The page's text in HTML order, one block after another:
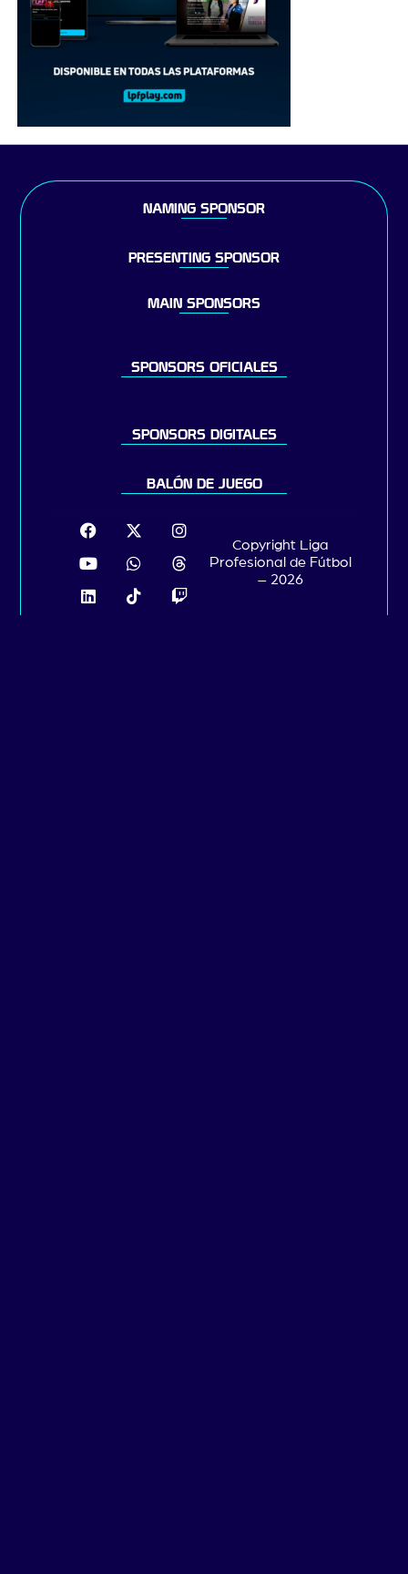
NAMING SPONSOR
PRESENTING SPONSOR
MAIN SPONSORS
SPONSORS OFICIALES
SPONSORS DIGITALES
BALÓN DE JUEGO
Copyright Liga
Profesional de Fútbol
– 2026